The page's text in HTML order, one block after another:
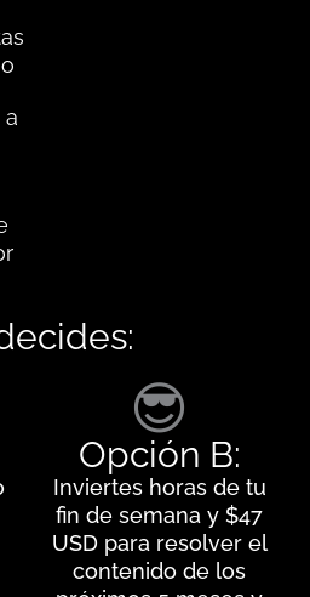
😎
Opción B:
Inviertes horas de tu
fin de semana y $47
USD para resolver el
contenido de los